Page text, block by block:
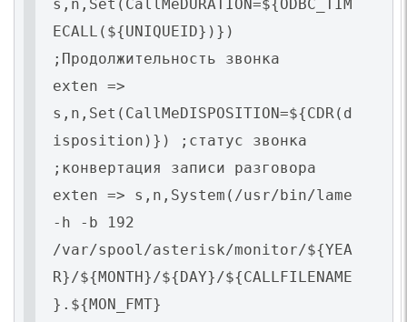
s,n,Set(CallMeDURATION=${ODBC_TIM
ECALL(${UNIQUEID})})
;Продолжительность звонка
exten =>
s,n,Set(CallMeDISPOSITION=${CDR(d
isposition)}) ;статус звонка
;конвертация записи разговора
exten => s,n,System(/usr/bin/lame
-h -b 192
/var/spool/asterisk/monitor/${YEA
R}/${MONTH}/${DAY}/${CALLFILENAME
}.${MON_FMT}